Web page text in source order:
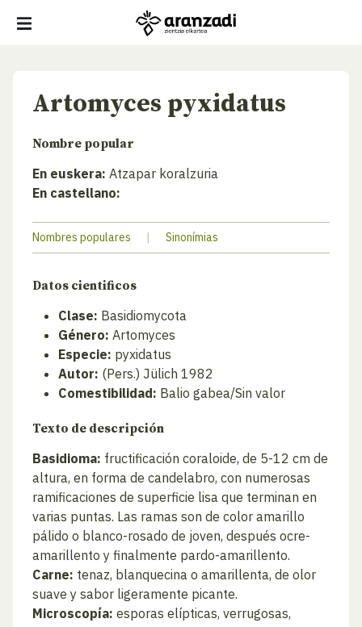
Artomyces pyxidatus
Nombre popular
En euskera: Atzapar koralzuria
En castellano:
Nombres populares | Sinonímias
Datos cientificos
Clase: Basidiomycota
Género: Artomyces
Especie: pyxidatus
Autor: (Pers.) Jülich 1982
Comestibilidad: Balio gabea/Sin valor
Texto de descripción
Basidioma: fructificación coraloide, de 5-12 cm de
altura, en forma de candelabro, con numerosas
ramificaciones de superficie lisa que terminan en
varias puntas. Las ramas son de color amarillo
pálido o blanco-rosado de joven, después ocre-
amarillento y finalmente pardo-amarillento.
Carne: tenaz, blanquecina o amarillenta, de olor
suave y sabor ligeramente picante.
Microscopía: esporas elípticas, verrugosas,